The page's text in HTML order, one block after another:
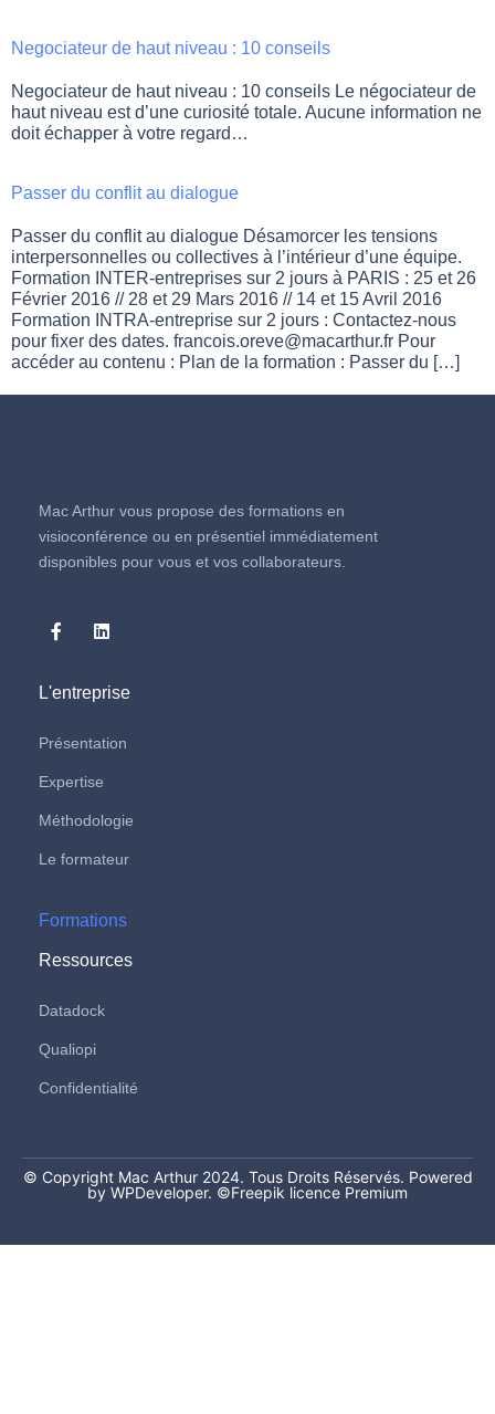
Negociateur de haut niveau : 10 conseils
Negociateur de haut niveau : 10 conseils Le négociateur de
haut niveau est d’une curiosité totale. Aucune information ne
doit échapper à votre regard…
Passer du conflit au dialogue
Passer du conflit au dialogue Désamorcer les tensions
interpersonnelles ou collectives à l’intérieur d’une équipe.
Formation INTER-entreprises sur 2 jours à PARIS : 25 et 26
Février 2016 // 28 et 29 Mars 2016 // 14 et 15 Avril 2016
Formation INTRA-entreprise sur 2 jours : Contactez-nous
pour fixer des dates. francois.oreve@macarthur.fr Pour
accéder au contenu : Plan de la formation : Passer du […]
Mac Arthur vous propose des formations en
visioconférence ou en présentiel immédiatement
disponibles pour vous et vos collaborateurs.
L'entreprise
Présentation
Expertise
Méthodologie
Le formateur
Formations
Ressources
Datadock
Qualiopi
Confidentialité
© Copyright Mac Arthur 2024. Tous Droits Réservés. Powered
by WPDeveloper. ©Freepik licence Premium